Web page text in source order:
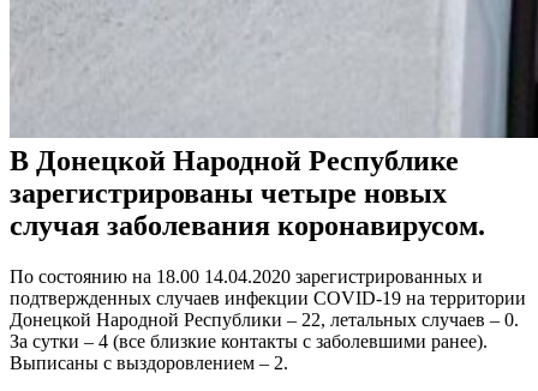
В Донецкой Народной Республике
зарегистрированы четыре новых
случая заболевания коронавирусом.
По состоянию на 18.00 14.04.2020 зарегистрированных и
подтвержденных случаев инфекции COVID-19 на территории
Донецкой Народной Республики – 22, летальных случаев – 0.
За сутки – 4 (все близкие контакты с заболевшими ранее).
Выписаны с выздоровлением – 2.